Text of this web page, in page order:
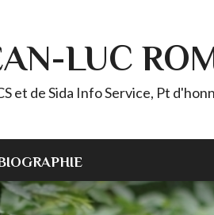
LUC
et de Sida Info Service, Pt